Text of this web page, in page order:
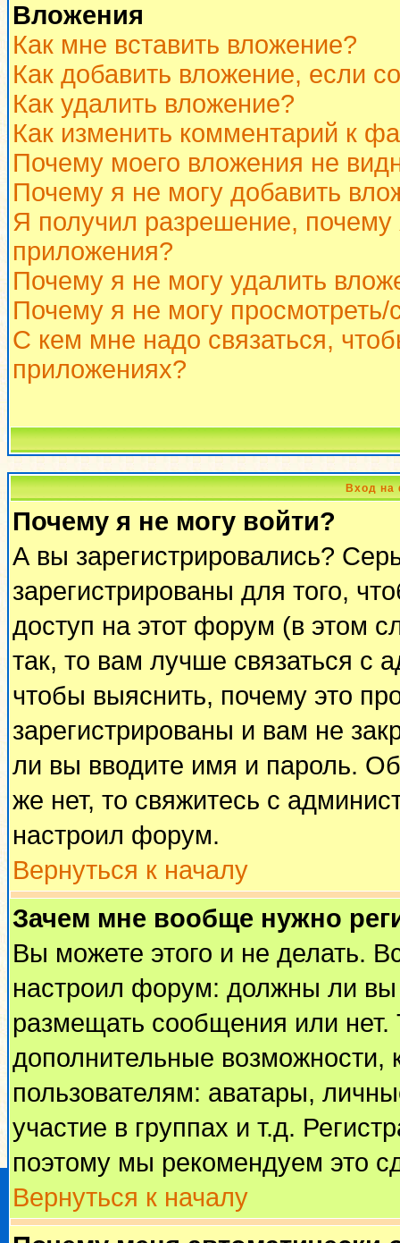
Вложения
Как мне вставить вложение?
Как добавить вложение, если
Как удалить вложение?
Как изменить комментарий к
Почему моего вложения не
Почему я не могу добавить
Я получил разрешение,
приложения?
Почему я не могу удалить
Почему я не могу просмотреть/
С кем мне надо связаться,
приложениях?
Вход на
Почему я не могу войти?
А вы зарегистрировались?
зарегистрированы для того,
доступ на этот форум (в этом
так, то вам лучше связаться с
чтобы выяснить, почему это
зарегистрированы и вам не
ли вы вводите имя и пароль.
же нет, то свяжитесь с
настроил форум.
Вернуться к началу
Зачем мне вообще нужно
Вы можете этого и не делать.
настроил форум: должны ли вы
размещать сообщения или
дополнительные
пользователям: аватары,
участие в группах и т.д.
поэтому мы рекомендуем это
Вернуться к началу